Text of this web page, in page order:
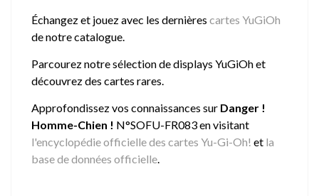
Échangez et jouez avec les dernières cartes YuGiOh
de notre catalogue.
Parcourez notre sélection dedisplays YuGiOhet
découvrez des cartes rares.
Approfondissez vos connaissances sur Danger !
Homme-Chien ! N°SOFU-FR083 en visitant
l'encyclopédie officielle des cartes Yu-Gi-Oh! et la
base de données officielle.